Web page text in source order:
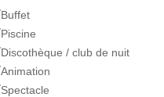
Buffet
Piscine
Discothèque / club de nuit
Animation
Spectacle